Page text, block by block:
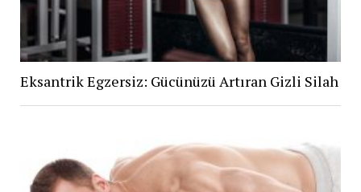
Eksantrik Egzersiz: Gücünüzü Artıran Gizli Silah